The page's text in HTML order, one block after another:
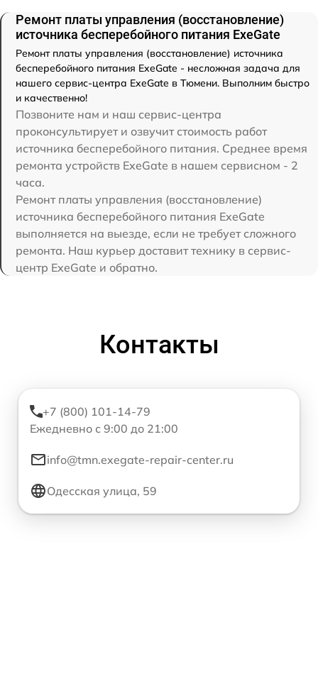
Ремонт платы управления (восстановление)
источника бесперебойного питания ExeGate
Ремонт платы управления (восстановление) источника
бесперебойного питания ExeGate - несложная задача для
нашего сервис-центра ExeGate в Тюмени. Выполним быстро
и качественно!
Позвоните нам и наш сервис-центра
проконсультирует и озвучит стоимость работ
источника бесперебойного питания. Среднее время
ремонта устройств ExeGate в нашем сервисном - 2
часа.
Ремонт платы управления (восстановление)
источника бесперебойного питания ExeGate
выполняется на выезде, если не требует сложного
ремонта. Наш курьер доставит технику в сервис-
центр ExeGate и обратно.
Контакты
+7 (800) 101-14-79
Ежедневно с 9:00 до 21:00
info@tmn.exegate-repair-center.ru
Одесская улица, 59